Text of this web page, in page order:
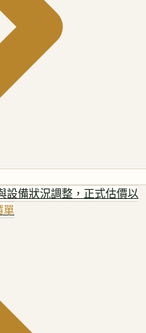
設備狀況調整，正式估價以
單